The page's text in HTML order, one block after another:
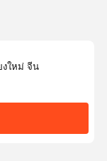
งใหม่ จีน